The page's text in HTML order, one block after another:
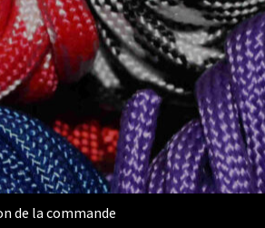
de la commande